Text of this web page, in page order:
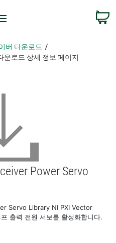
버 다운로드
운로드 상세 정보 페이지
Power Servo
Servo Library NI PXI Vector
출력 전원 서보를 활성화합니다.